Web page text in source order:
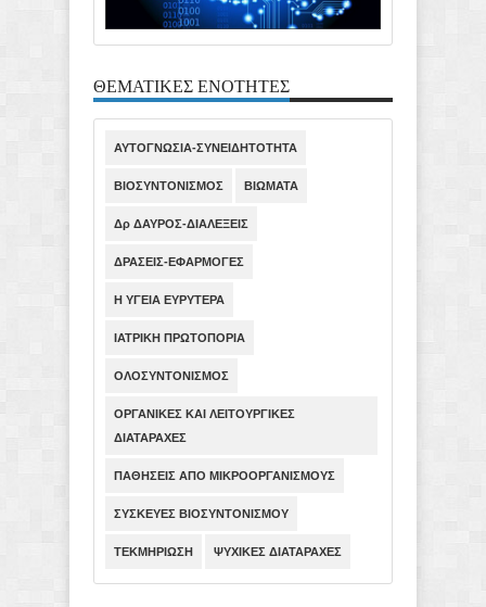
ΘΕΜΑΤΙΚΕΣ ΕΝΟΤΗΤΕΣ
ΑΥΤΟΓΝΩΣΙΑ-ΣΥΝΕΙΔΗΤΟΤΗΤΑ
ΒΙΟΣΥΝΤΟΝΙΣΜΟΣ ΒΙΩΜΑΤΑ
Δρ ΔΑΥΡΟΣ-ΔΙΑΛΕΞΕΙΣ
ΔΡΑΣΕΙΣ-ΕΦΑΡΜΟΓΕΣ
Η ΥΓΕΙΑ ΕΥΡΥΤΕΡΑ
ΙΑΤΡΙΚΗ ΠΡΩΤΟΠΟΡΙΑ
ΟΛΟΣΥΝΤΟΝΙΣΜΟΣ
ΟΡΓΑΝΙΚΕΣ ΚΑΙ ΛΕΙΤΟΥΡΓΙΚΕΣ
ΔΙΑΤΑΡΑΧΕΣ
ΠΑΘΗΣΕΙΣ ΑΠΟ ΜΙΚΡΟΟΡΓΑΝΙΣΜΟΥΣ
ΣΥΣΚΕΥΕΣ ΒΙΟΣΥΝΤΟΝΙΣΜΟΥ
ΤΕΚΜΗΡΙΩΣΗ ΨΥΧΙΚΕΣ ΔΙΑΤΑΡΑΧΕΣ